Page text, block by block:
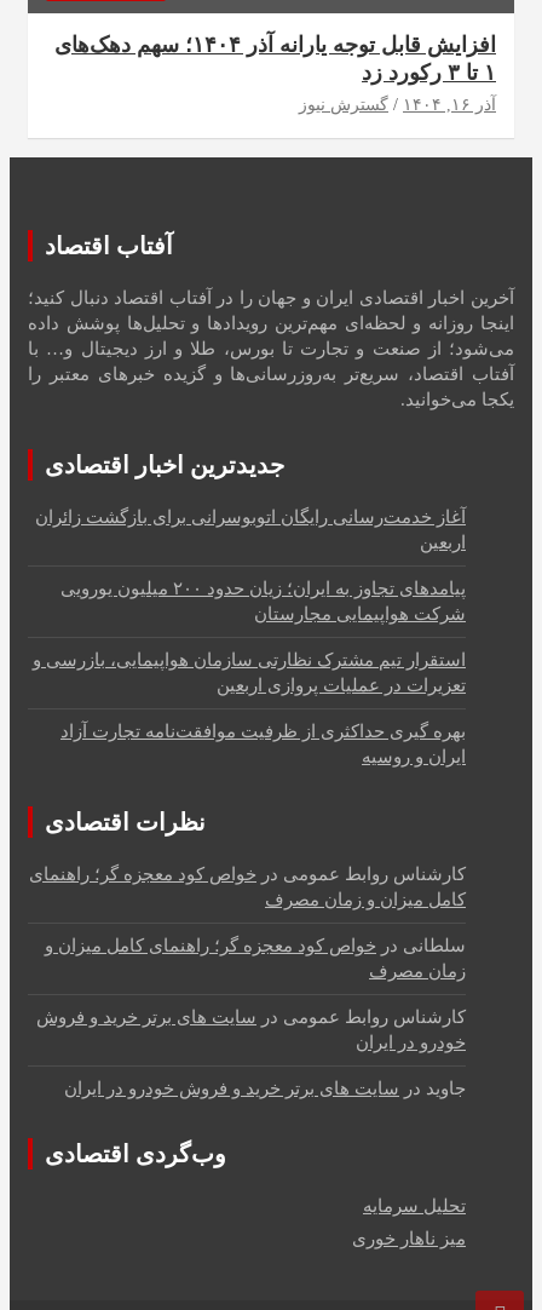
افزایش قابل توجه یارانه آذر ۱۴۰۴؛ سهم دهک‌های
۱ تا ۳ رکورد زد
آذر ۱۶, ۱۴۰۴ گسترش نیوز
آفتاب اقتصاد
آخرین اخبار اقتصادی ایران و جهان را در آفتاب اقتصاد دنبال کنید؛
اینجا روزانه و لحظه‌ای مهم‌ترین رویدادها و تحلیل‌ها پوشش داده
می‌شود؛ از صنعت و تجارت تا بورس، طلا و ارز دیجیتال و… با
آفتاب اقتصاد، سریع‌تر به‌روزرسانی‌ها و گزیده خبرهای معتبر را
یکجا می‌خوانید.
جدیدترین اخبار اقتصادی
آغاز خدمت‌رسانی رایگان اتوبوسرانی برای بازگشت زائران
اربعین
پیامدهای تجاوز به ایران؛ زیان حدود ۲۰۰ میلیون یورویی
شرکت هواپیمایی مجارستان
استقرار تیم مشترک نظارتی سازمان هواپیمایی، بازرسی و
تعزیرات در عملیات پروازی اربعین
بهره گیری حداکثری از ظرفیت موافقت‌نامه تجارت آزاد
ایران و روسیه
نظرات اقتصادی
کارشناس روابط عمومی در خواص کود معجزه گر؛ راهنمای
کامل میزان و زمان مصرف
سلطانی در خواص کود معجزه گر؛ راهنمای کامل میزان و
زمان مصرف
کارشناس روابط عمومی در سایت های برتر خرید و فروش
خودرو در ایران
جاوید در سایت های برتر خرید و فروش خودرو در ایران
وب‌گردی اقتصادی
تحلیل سرمایه
میز ناهار خوری